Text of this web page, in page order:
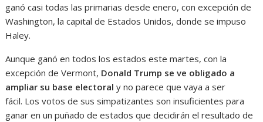
ganó casi todas las primarias desde enero, con excepción de
Washington, la capital de Estados Unidos, donde se impuso
Haley.
Aunque ganó en todos los estados este martes, con la
excepción de Vermont, Donald Trump se ve obligado a
ampliar su base electoral y no parece que vaya a ser
fácil. Los votos de sus simpatizantes son insuficientes para
ganar en un puñado de estados que decidirán el resultado de